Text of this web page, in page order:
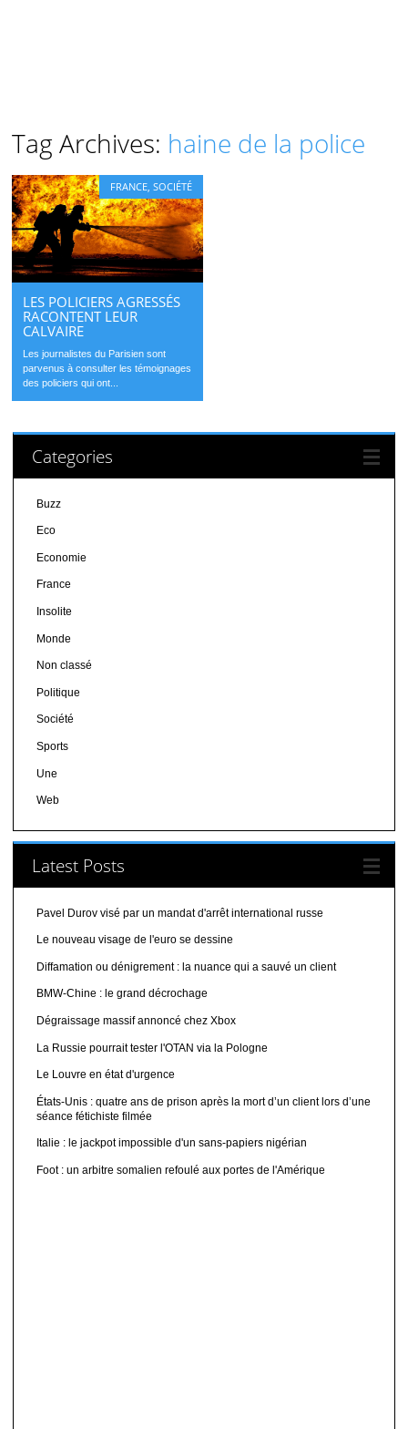
Tag Archives: haine de la police
FRANCE ,SOCIÉTÉ
LES POLICIERS AGRESSÉS
RACONTENT LEUR
CALVAIRE
Les journalistes du Parisien sont
parvenus à consulter les témoignages
des policiers qui ont...
Categories
Buzz
Eco
Economie
France
Insolite
Monde
Non classé
Politique
Société
Sports
Une
Web
Latest Posts
Pavel Durov visé par un mandat d'arrêt international russe
Le nouveau visage de l'euro se dessine
Diffamation ou dénigrement : la nuance qui a sauvé un client
BMW-Chine : le grand décrochage
Dégraissage massif annoncé chez Xbox
La Russie pourrait tester l'OTAN via la Pologne
Le Louvre en état d'urgence
États-Unis : quatre ans de prison après la mort d’un client lors d’une
séance fétichiste filmée
Italie : le jackpot impossible d'un sans-papiers nigérian
Foot : un arbitre somalien refoulé aux portes de l'Amérique